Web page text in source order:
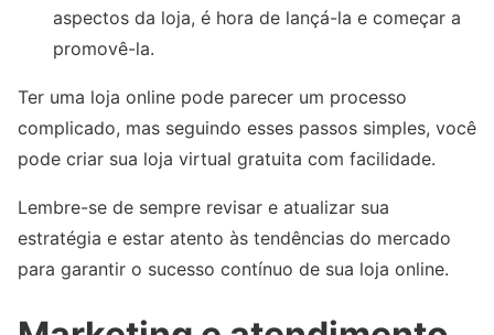
aspectos da loja, é hora de lançá-la e começar a
promovê-la.
Ter uma loja online pode parecer um processo
complicado, mas seguindo esses passos simples, você
pode criar sua loja virtual gratuita com facilidade.
Lembre-se de sempre revisar e atualizar sua
estratégia e estar atento às tendências do mercado
para garantir o sucesso contínuo de sua loja online.